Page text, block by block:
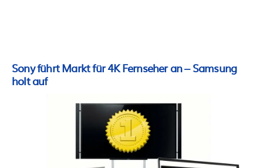
Sony führt Markt für 4K Fernseher an – Samsung
holt auf